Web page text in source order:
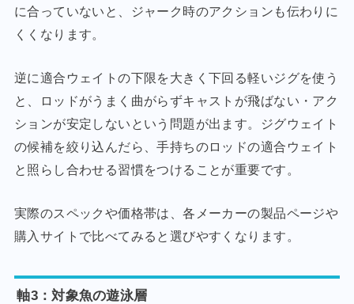
に合っていないと、ジャーク時のアクションも伝わりに
くくなります。
逆に適合ウェイトの下限を大きく下回る軽いジグを使う
と、ロッドがうまく曲がらずキャストが飛ばない・アク
ションが安定しないという問題が出ます。ジグウェイト
の候補を絞り込んだら、手持ちのロッドの適合ウェイト
と照らし合わせる習慣をつけることが重要です。
実際のスペックや価格帯は、各メーカーの製品ページや
購入サイトで比べてみると選びやすくなります。
軸3：対象魚の遊泳層